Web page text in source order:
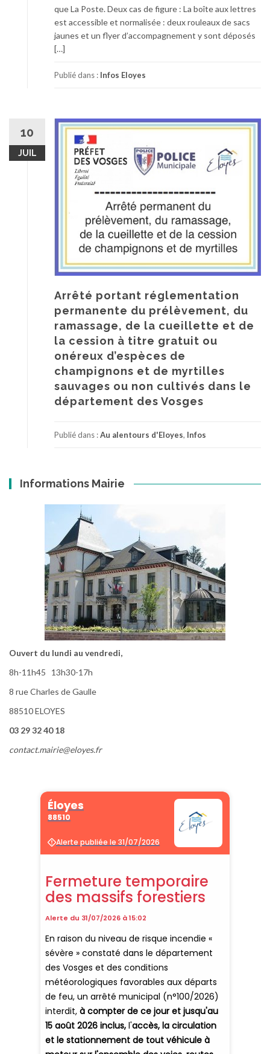
que La Poste. Deux cas de figure : La boîte aux lettres
est accessible et normalisée : deux rouleaux de sacs
jaunes et un flyer d’accompagnement y sont déposés
[…]
Publié dans : Infos Eloyes
10
JUIL
Arrêté portant réglementation
permanente du prélèvement, du
ramassage, de la cueillette et de
la cession à titre gratuit ou
onéreux d’espèces de
champignons et de myrtilles
sauvages ou non cultivés dans le
département des Vosges
Publié dans :Au alentours d'Eloyes, Infos
Informations Mairie
Ouvert du lundi au vendredi,
8h-11h45 13h30-17h
8 rue Charles de Gaulle
88510 ELOYES
03 29 32 40 18
contact.mairie@eloyes.fr